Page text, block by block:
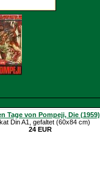
Tage von Pompeji, Die (1959)
Din A1, gefaltet (60x84 cm)
24 EUR